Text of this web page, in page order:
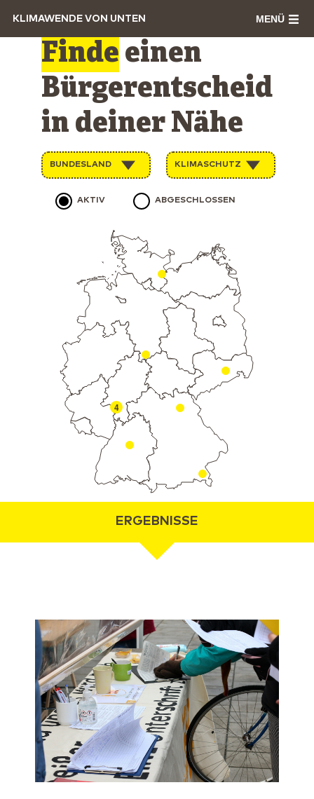
KLIMAWENDE VON UNTEN MENÜ
4
Finde einen
Bürgerentscheid
in deiner Nähe
BUNDESLAND KLIMASCHUTZ
AKTIV ABGESCHLOSSEN
ERGEBNISSE